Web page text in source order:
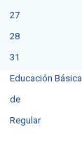
27
28
31
Educación Básica
deㅤ
Regular